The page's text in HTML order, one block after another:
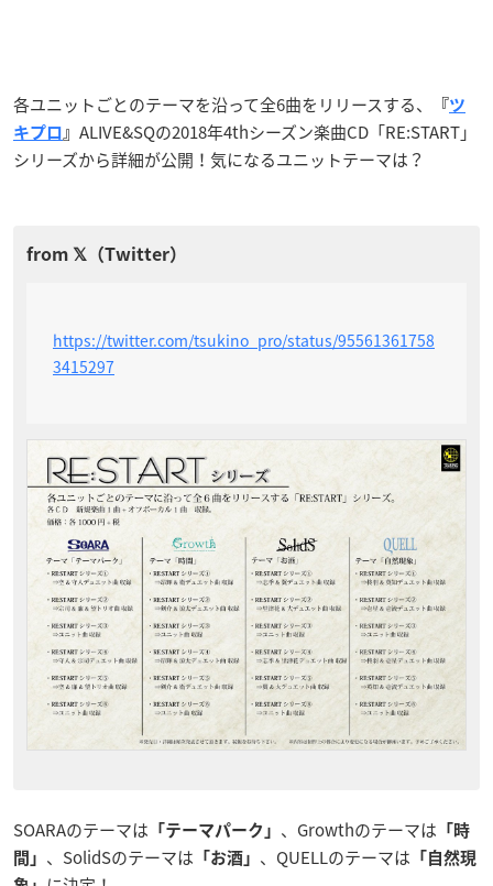
各ユニットごとのテーマを沿って全6曲をリリースする、 『ツ
キプロ 』 ALIVE&SQの2018年4thシーズン楽曲CD「RE:START」
シリーズから詳細が公開！気になるユニットテーマは？
https://twitter.com/tsukino_pro/status/95561361758
3415297
SOARAのテーマは 「テーマパーク」 、Growthのテーマは 「時
間」 、SolidSのテーマは 「お酒」 、QUELLのテーマは 「自然現